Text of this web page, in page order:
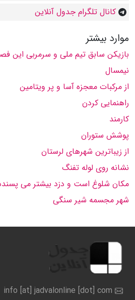
کانال تلگرام جدول آنلاین
موارد بیشتر
بازیکن سابق تیم ملی و سرمربی این
نیمسال
از مرکبات معجزه آسا و پر ویتامین
راهنمایی کردن
کارمند
پوشش ستوران
از زیباترین شهرهای لرستان
نشانه روی لوله تفنگ
مکان شلوغ است و دزد بیشتر می
شهر مجسمه شیر سنگی
info [at] jadvalonline [dot] com